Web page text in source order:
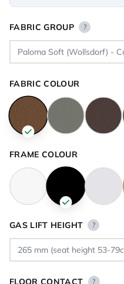
FABRIC GROUP ?
FABRIC COLOUR
FRAME COLOUR
GAS LIFT HEIGHT ?
FLOOR CONTACT ?